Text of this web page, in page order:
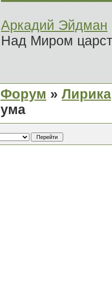
Аркадий Эйдман
Над Миром
Форум » Лирика
ума